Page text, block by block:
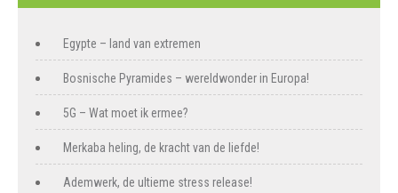
Egypte – land van extremen
Bosnische Pyramides – wereldwonder in Europa!
5G – Wat moet ik ermee?
Merkaba heling, de kracht van de liefde!
Ademwerk, de ultieme stress release!